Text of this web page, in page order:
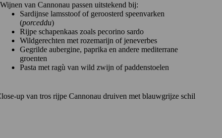
Wijnen van Cannonau passen uitstekend bij:
Sardijnse lamsstoof of geroosterd speenvarken
(porceddu)
Rijpe schapenkaas zoals pecorino sardo
Wildgerechten met rozemarijn of jeneverbes
Gegrilde aubergine, paprika en andere mediterrane
groenten
Pasta met ragù van wild zwijn of paddenstoelen